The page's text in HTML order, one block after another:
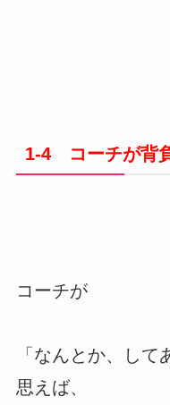
1-4 コーチが背
コーチが
「なんとか、し
思えば、